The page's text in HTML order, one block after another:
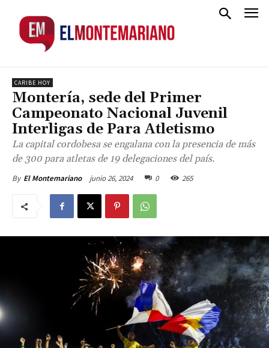
CARIBE HOY
Montería, sede del Primer
Campeonato Nacional Juvenil
Interligas de Para Atletismo
La capital cordobesa se engalana con la presencia de más
de 300 para atletas de 19 delegaciones del país.
By El Montemariano junio 26, 2024 0 265